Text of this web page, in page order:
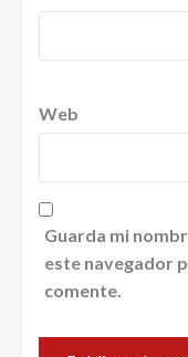
Web
Guarda mi
este navegador
comente.